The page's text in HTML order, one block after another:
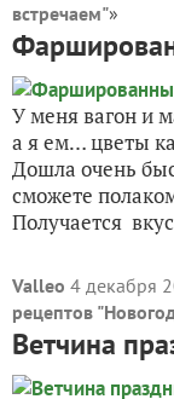
встречаем"»
У меня вагон и
а я ем… цветы
Дошла очень
сможете
Получается
Valleo 4 декабря
рецептов
Ветчина